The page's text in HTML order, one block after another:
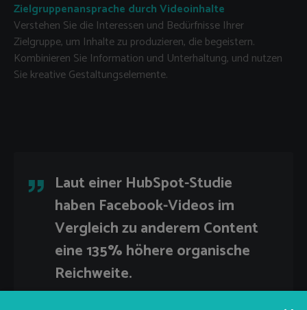
Zielgruppenansprache durch Videoinhalte
Verstehen Sie die Interessen und Bedürfnisse Ihrer
Zielgruppe, um Inhalte zu produzieren, die begeistern.
Kombinieren Sie Information und Unterhaltung, und nutzen
Sie kreative Gestaltungselemente.
Laut einer HubSpot-Studie
haben Facebook-Videos im
Vergleich zu anderem Content
eine 135% höhere organische
Reichweite.